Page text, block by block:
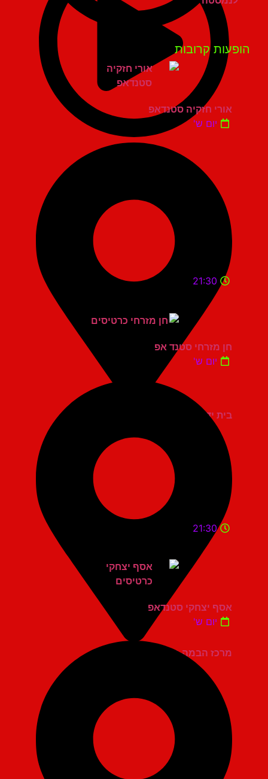
קרובות
אורי חזקיה סטנדאפ
יום ש'
בית יד לבנים אשדוד
21:30
חן מזרחי סטנד אפ
יום ש'
מרכז הבמה גני תקווה
21:30
אסף יצחקי סטנדאפ
יום ש'